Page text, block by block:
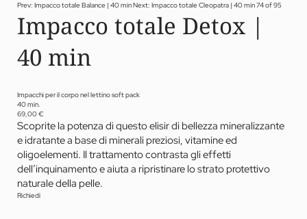
Spa
Fitness
Trattamenti
Private Spa Suite
Yoga
05 Offerte
06 Attività
07 Eventi
Prev: Impacco totale Balance | 40 minNext: Impacco totale Cleopatra | 40 min74 of 95
Impacco totale Detox |
40 min
Impacchi per il corpo nel lettino soft pack
40 min.
69,00 €
Scoprite la potenza di questo elisir di bellezza mineralizzante
e idratante a base di minerali preziosi, vitamine ed
oligoelementi. Il trattamento contrasta gli effetti
dell’inquinamento e aiuta a ripristinare lo strato protettivo
naturale della pelle.
Richiedi